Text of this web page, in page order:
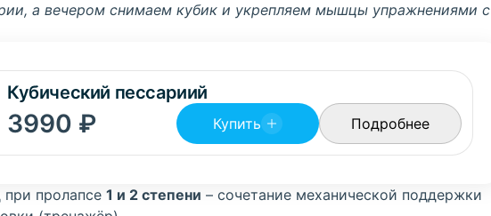
, а вечером снимаем кубик и укрепляем мышцы упражнениями с
Кубический пессариий
3990 ₽ Купить Подробнее
пролапсе 1 и 2 степени – сочетание механической поддержки